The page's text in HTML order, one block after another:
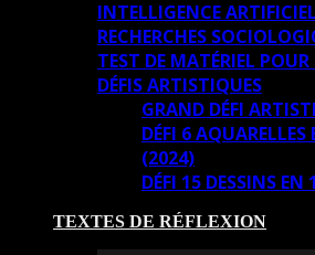
INTELLIGENCE
RECHERCHES
TEST DE MATÉRIEL POUR
DÉFIS ARTISTIQUES
GRAND DÉFI
DÉFI 6
(2024)
DÉFI 15 DESSINS
TEXTES DE RÉFLEXION